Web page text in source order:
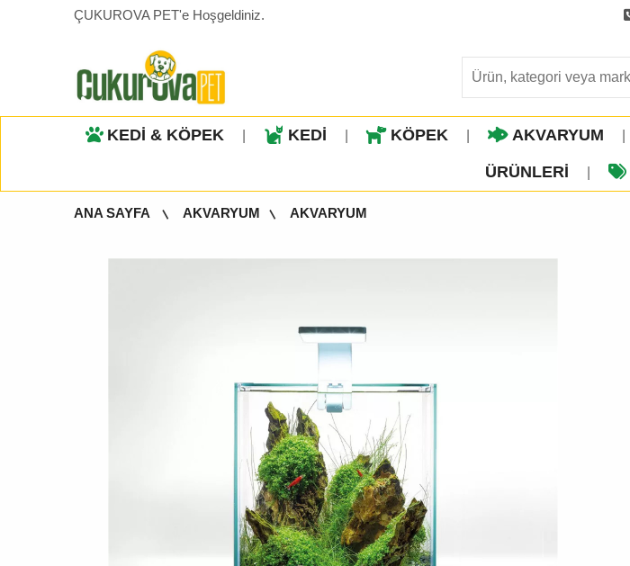
ÇUKUROVA PET'e Hoşgeldiniz.
KEDİ & KÖPEK KEDİ KÖPEK AKVARYUM
ÜRÜNLERI
ANA SAYFA AKVARYUM AKVARYUM